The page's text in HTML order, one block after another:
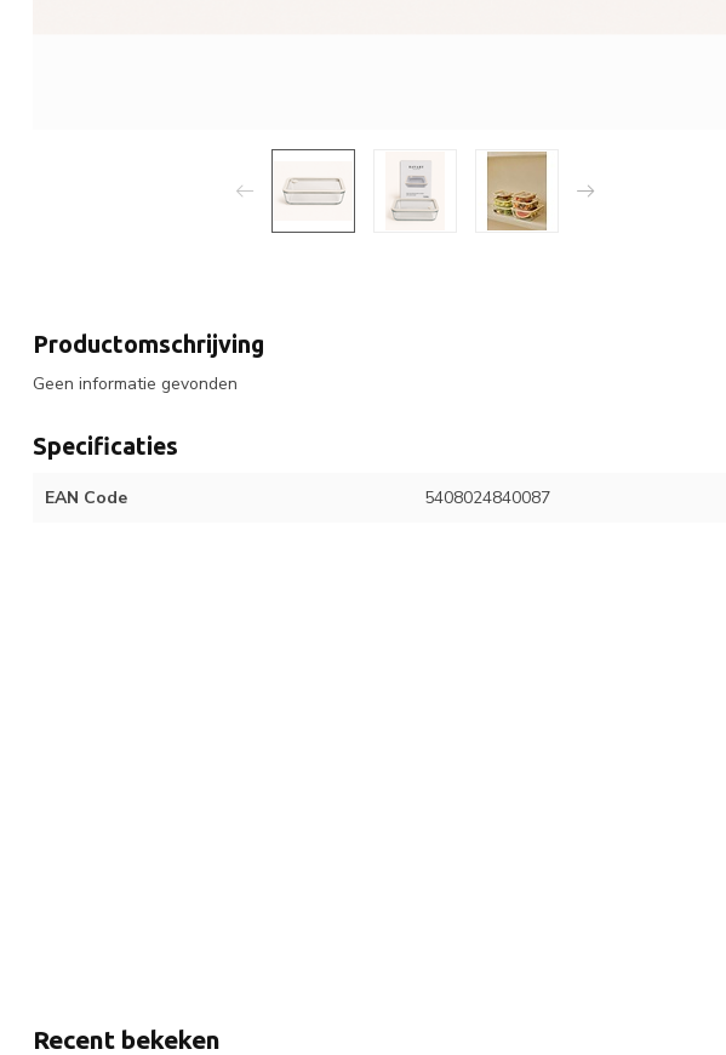
Productomschrijving
Geen informatie gevonden
Specificaties
EAN Code 5408024840087
Recent bekeken